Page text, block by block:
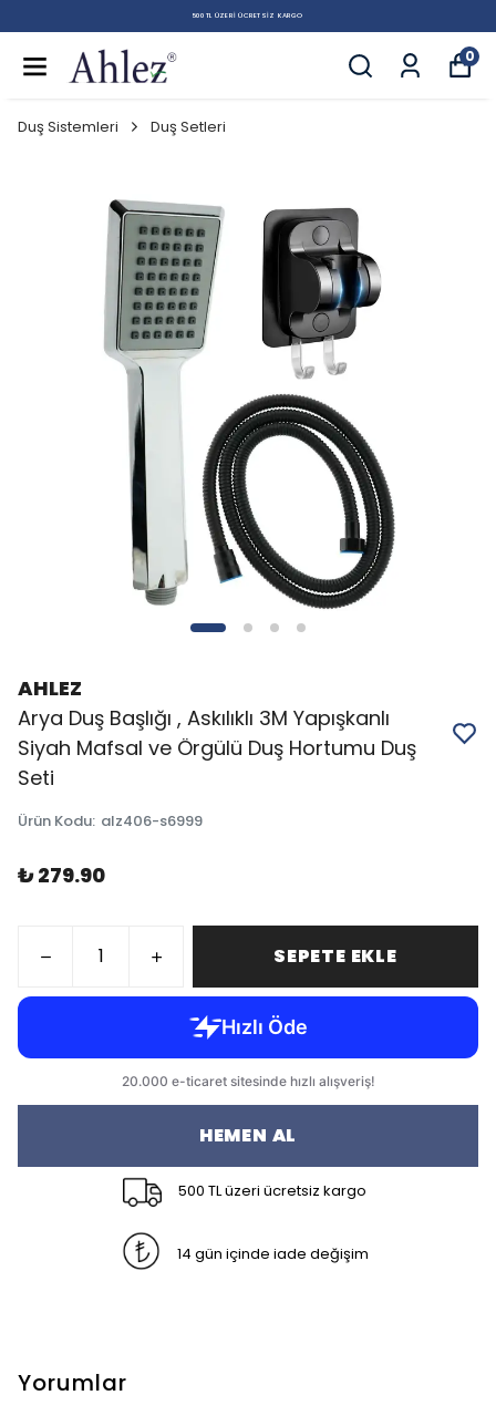
500 TL ÜZERI ÜCRETSIZ KARGO
0
Duş Sistemleri Duş Setleri
AHLEZ
Arya Duş Başlığı , Askılıklı 3M Yapışkanlı
Siyah Mafsal ve Örgülü Duş Hortumu Duş
Seti
Ürün Kodu: alz406-s6999
₺ 279.90
SEPETE EKLE
HEMEN AL
500 TL üzeri ücretsiz kargo
14 gün içinde iade değişim
Yorumlar